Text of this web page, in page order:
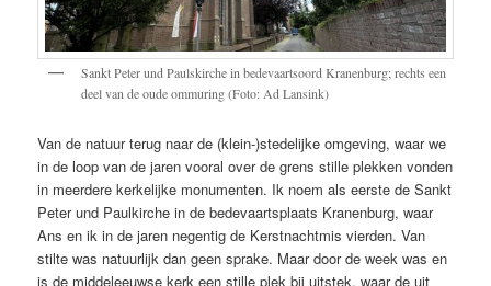
Sankt Peter und Paulskirche in bedevaartsoord Kranenburg; rechts een
deel van de oude ommuring (Foto: Ad Lansink)
Van de natuur terug naar de (klein-)stedelijke omgeving, waar we
in de loop van de jaren vooral over de grens stille plekken vonden
in meerdere kerkelijke monumenten. Ik noem als eerste de Sankt
Peter und Paulkirche in de bedevaartsplaats Kranenburg, waar
Ans en ik in de jaren negentig de Kerstnachtmis vierden. Van
stilte was natuurlijk dan geen sprake. Maar door de week was en
is de middeleeuwse kerk een stille plek bij uitstek, waar de uit